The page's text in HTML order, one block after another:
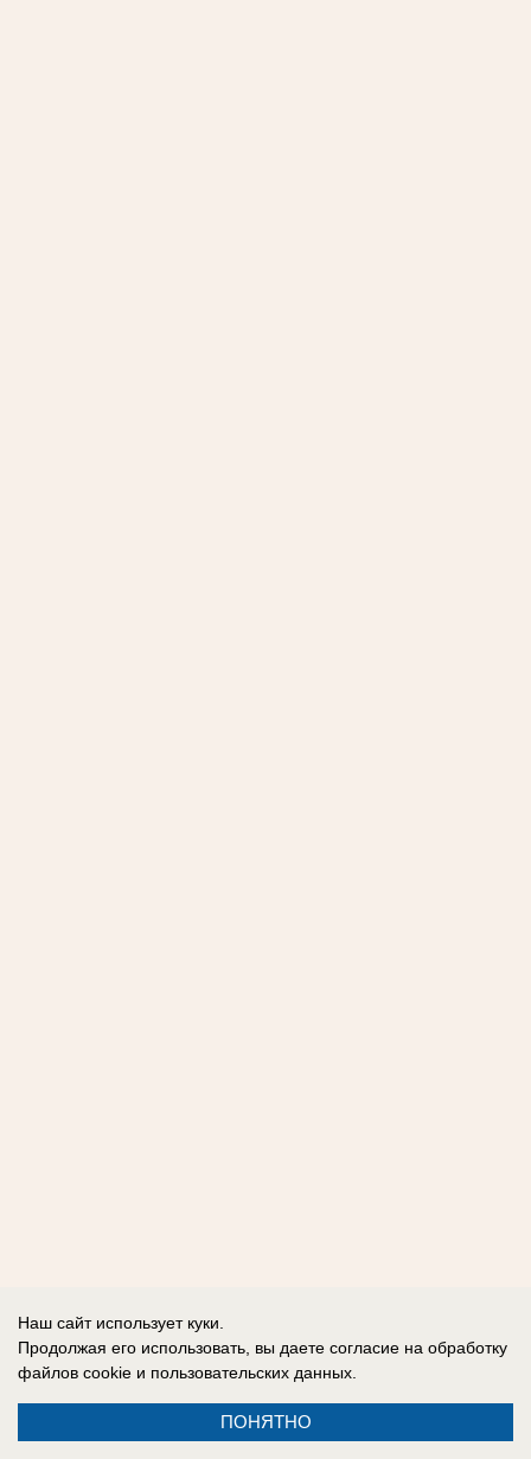
Наш сайт использует куки.
Продолжая его использовать, вы даете согласие на обработку
файлов cookie и пользовательских данных.
ПОНЯТНО